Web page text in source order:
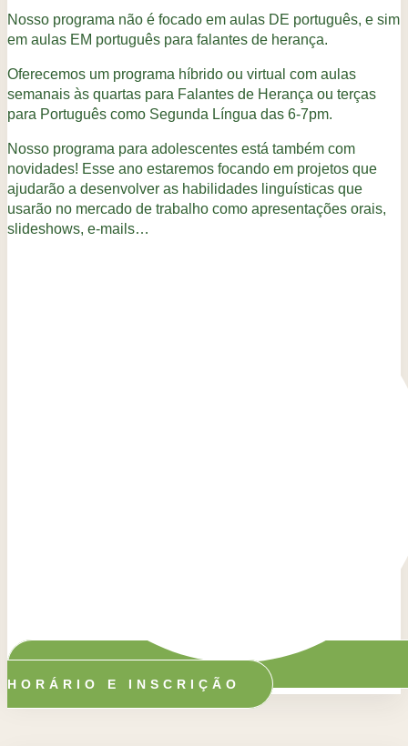
Nosso programa não é focado em aulas DE português, e sim
em aulas EM português para falantes de herança.
Oferecemos um programa híbrido ou virtual com aulas
semanais às quartas para Falantes de Herança ou terças
para Português como Segunda Língua das 6-7pm.
Nosso programa para adolescentes está também com
novidades! Esse ano estaremos focando em projetos que
ajudarão a desenvolver as habilidades linguísticas que
usarão no mercado de trabalho como apresentações orais,
slideshows, e-mails…
HORÁRIO E INSCRIÇÃO